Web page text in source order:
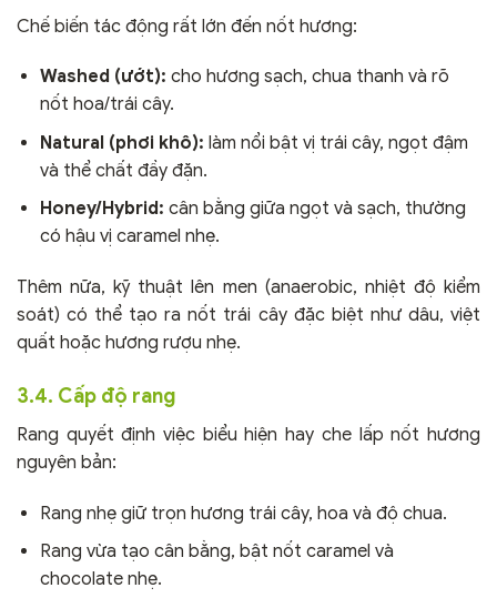
Chế biến tác động rất lớn đến nốt hương:
Washed (ướt): cho hương sạch, chua thanh và rõ
nốt hoa/trái cây.
Natural (phơi khô): làm nổi bật vị trái cây, ngọt đậm
và thể chất đầy đặn.
Honey/Hybrid: cân bằng giữa ngọt và sạch, thường
có hậu vị caramel nhẹ.
Thêm nữa, kỹ thuật lên men (anaerobic, nhiệt độ kiểm
soát) có thể tạo ra nốt trái cây đặc biệt như dâu, việt
quất hoặc hương rượu nhẹ.
3.4. Cấp độ rang
Rang quyết định việc biểu hiện hay che lấp nốt hương
nguyên bản:
Rang nhẹ giữ trọn hương trái cây, hoa và độ chua.
Rang vừa tạo cân bằng, bật nốt caramel và
chocolate nhẹ.